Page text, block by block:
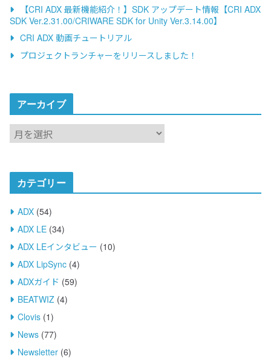
【CRI ADX 最新機能紹介！】SDK アップデート情報【CRI ADX
SDK Ver.2.31.00/CRIWARE SDK for Unity Ver.3.14.00】
CRI ADX 動画チュートリアル
プロジェクトランチャーをリリースしました！
アーカイブ
ア
ー
イ
ブ
カテゴリー
ADX (54)
ADX LE (34)
ADX LEインタビュー (10)
ADX LipSync (4)
ADXガイド (59)
BEATWIZ (4)
Clovis (1)
News (77)
Newsletter (6)